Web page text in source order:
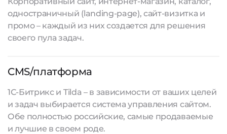
одностраничный (landing-page), сайт-визитка и
промо – каждый из них создается для решения
своего пула задач.
CMS/платформа
1С-Битрикс и Tilda – в зависимости от ваших целей
и задач выбирается система управления сайтом.
Обе полностью российские, самые продаваемые
и лучшие в своем роде.